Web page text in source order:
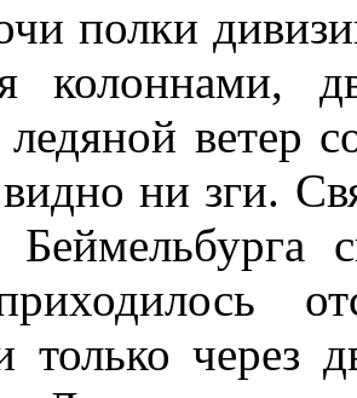
полки
колоннами,
ветер
ни зги.
только через